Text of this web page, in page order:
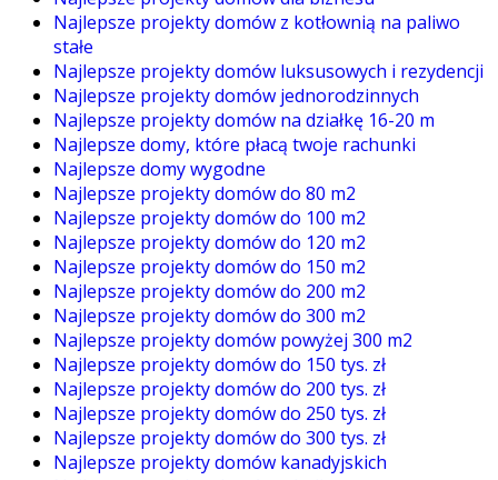
Najlepsze projekty domów z kotłownią na paliwo
stałe
Najlepsze projekty domów luksusowych i rezydencji
Najlepsze projekty domów jednorodzinnych
Najlepsze projekty domów na działkę 16-20 m
Najlepsze domy, które płacą twoje rachunki
Najlepsze domy wygodne
Najlepsze projekty domów do 80 m2
Najlepsze projekty domów do 100 m2
Najlepsze projekty domów do 120 m2
Najlepsze projekty domów do 150 m2
Najlepsze projekty domów do 200 m2
Najlepsze projekty domów do 300 m2
Najlepsze projekty domów powyżej 300 m2
Najlepsze projekty domów do 150 tys. zł
Najlepsze projekty domów do 200 tys. zł
Najlepsze projekty domów do 250 tys. zł
Najlepsze projekty domów do 300 tys. zł
Najlepsze projekty domów kanadyjskich